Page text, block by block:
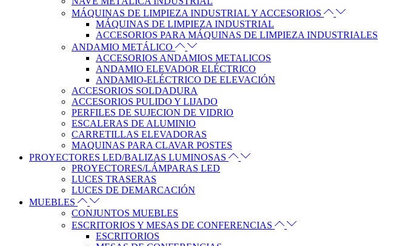
MÁQUINAS DE LIMPIEZA INDUSTRIAL Y ACCESORIOS
MÁQUINAS DE LIMPIEZA INDUSTRIAL
ACCESORIOS PARA MÁQUINAS DE LIMPIEZA INDUSTRIALES
ANDAMIO METÁLICO
ACCESORIOS ANDAMIOS METALICOS
ANDAMIO ELEVADOR ELÉCTRICO
ANDAMIO-ELÉCTRICO DE ELEVACIÓN
ACCESORIOS SOLDADURA
ACCESORIOS PULIDO Y LIJADO
PERFILES DE SUJECION DE VIDRIO
ESCALERAS DE ALUMINIO
CARRETILLAS ELEVADORAS
MAQUINAS PARA CLAVAR POSTES
PROYECTORES LED/BALIZAS LUMINOSAS
PROYECTORES/LÁMPARAS LED
LUCES TRASERAS
LUCES DE DEMARCACIÓN
MUEBLES
CONJUNTOS MUEBLES
ESCRITORIOS Y MESAS DE CONFERENCIAS
ESCRITORIOS